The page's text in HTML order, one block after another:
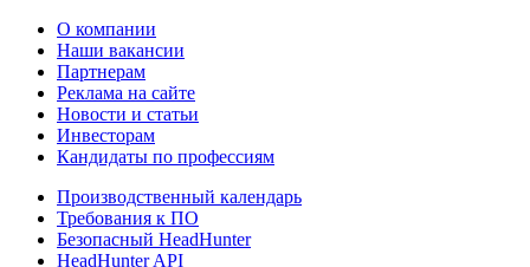
О компании
Наши вакансии
Партнерам
Реклама на сайте
Новости и статьи
Инвесторам
Кандидаты по профессиям
Производственный календарь
Требования к ПО
Безопасный HeadHunter
HeadHunter API